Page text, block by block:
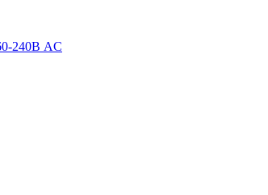
240В AC